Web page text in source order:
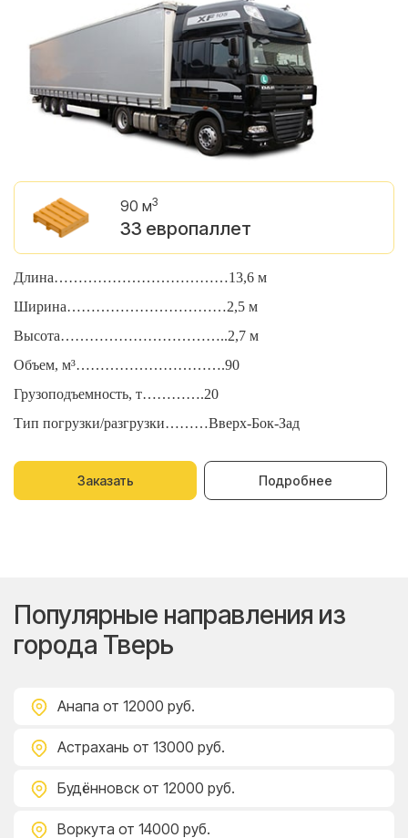
90 м3
33 европаллет
Длина………………………………13,6 м
Ширина……………………………2,5 м
Высота……………………………..2,7 м
Объем, м³………………………….90
Грузоподъемность, т………….20
Тип погрузки/разгрузки………Вверх-Бок-Зад
Заказать Подробнее
Популярные направления из
города Тверь
Анапа от 12000 руб.
Астрахань от 13000 руб.
Будённовск от 12000 руб.
Воркута от 14000 руб.